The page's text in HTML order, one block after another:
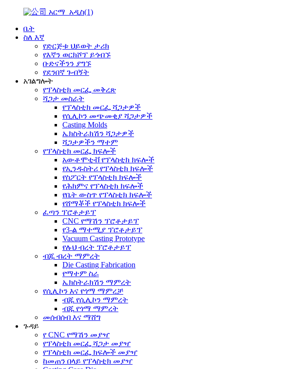
ቤት
ስለ እኛ
የድርጅቱ ህይወት ታሪክ
የእኛን ወርክሾፕ ይጎብኙ
ቡድናችንን ያግኙ
የደንበኛ ጉብኝት
አገልግሎት
የፕላስቲክ መርፌ መቅረጽ
ሻጋታ መስራት
የፕላስቲክ መርፌ ሻጋታዎች
የሲሊኮን መጭመቂያ ሻጋታዎች
Casting Molds
ኤክስትራክሽን ሻጋታዎች
ሻጋታዎችን ማተም
የፕላስቲክ መርፌ ክፍሎች
አውቶሞቲቭ የፕላስቲክ ክፍሎች
የኢንዱስትሪ የፕላስቲክ ክፍሎች
የስፖርት የፕላስቲክ ክፍሎች
የሕክምና የፕላስቲክ ክፍሎች
የቤት ውስጥ የፕላስቲክ ክፍሎች
የሸማቾች የፕላስቲክ ክፍሎች
ፈጣን ፕሮቶታይፕ
CNC የማሽን ፕሮቶታይፕ
የ3-ል ማተሚያ ፕሮቶታይፕ
Vacuum Casting Prototype
የሉህ ብረት ፕሮቶታይፕ
ብጁ ብረት ማምረት
Die Casting Fabrication
የማተም ስራ
ኤክስትራክሽን ማምረት
የሲሊኮን እና የጎማ ማምረቻ
ብጁ የሲሊኮን ማምረት
ብጁ የጎማ ማምረት
መሰብሰብ እና ማሸግ
ጉዳይ
የ CNC የማሽን መያዣ
የፕላስቲክ መርፌ ሻጋታ መያዣ
የፕላስቲክ መርፌ ክፍሎች መያዣ
ከመጠን በላይ የፕላስቲክ መያዣ